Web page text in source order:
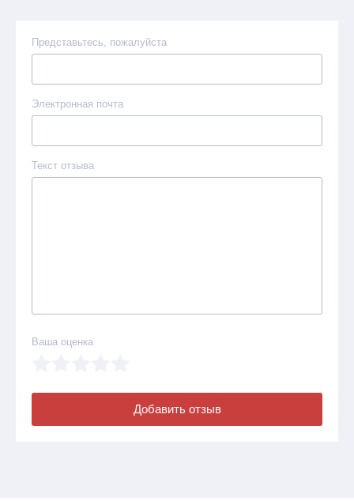
Представьтесь, пожалуйста
Электронная почта
Текст отзыва
Ваша оценка
Добавить отзыв